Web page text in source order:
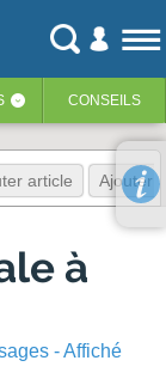
‹ CONSEILS
article Ajouter
à
- Affiché